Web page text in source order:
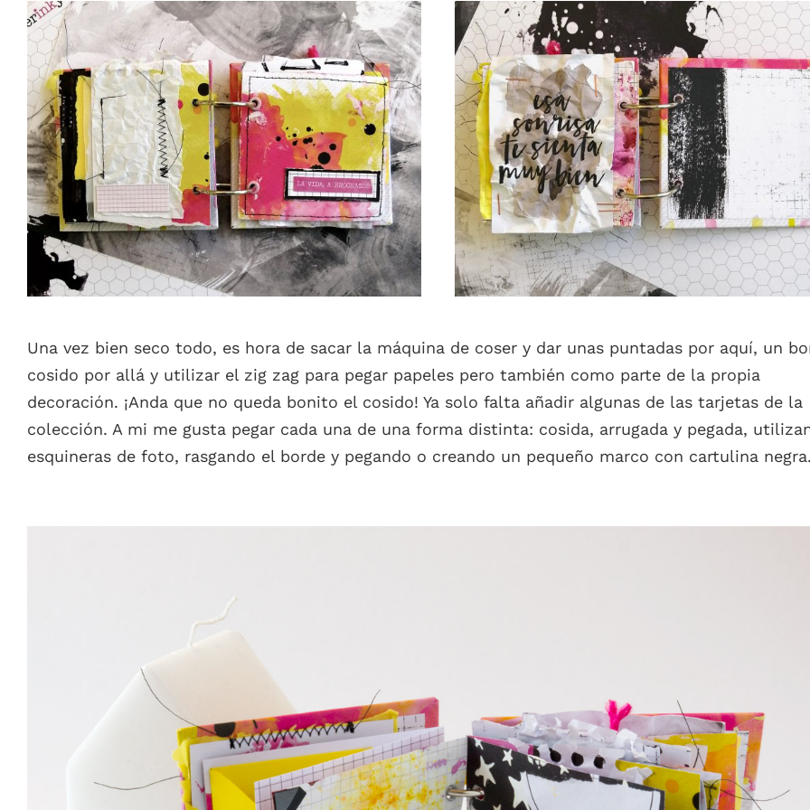
Una vez bien seco todo, es hora de sacar la máquina de coser y dar unas puntadas por aquí, un
cosido por allá y utilizar el zig zag para pegar papeles pero también como parte de la propia
decoración. ¡Anda que no queda bonito el cosido! Ya solo falta añadir algunas de las tarjetas de la
colección. A mi me gusta pegar cada una de una forma distinta: cosida, arrugada y pegada,
esquineras de foto, rasgando el borde y pegando o creando un pequeño marco con cartulina